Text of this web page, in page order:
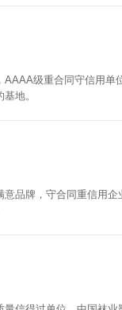
级重合同守信用单
地。
品牌，守合同重信用